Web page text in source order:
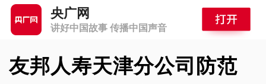
央广网
讲好中国故事 传播中国声音
友邦人寿天津分公司防范